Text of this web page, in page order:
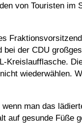
von Touristen im
der CDU
Kreislaufflasche.
wiederwählen.
man das
auf gesunde Füße